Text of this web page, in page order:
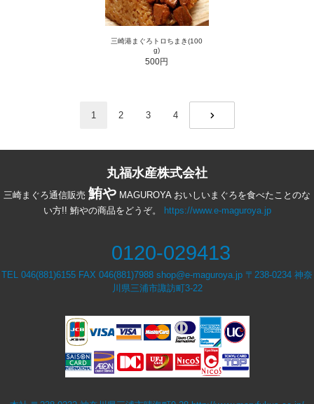
三崎港まぐろトロちまき(100
g)
500円
1 2 3
4
丸福水産株式会社
三崎まぐろ通信販売 鮪や MAGUROYA おいしいまぐろを食べたことのな
い方!! 鮪やの商品をどうぞ。 https://www.e-maguroya.jp
0120-029413
TEL 046(881)6155 FAX 046(881)7988 shop@e-maguroya.jp 〒238-0234 神奈
川県三浦市諏訪町3-22